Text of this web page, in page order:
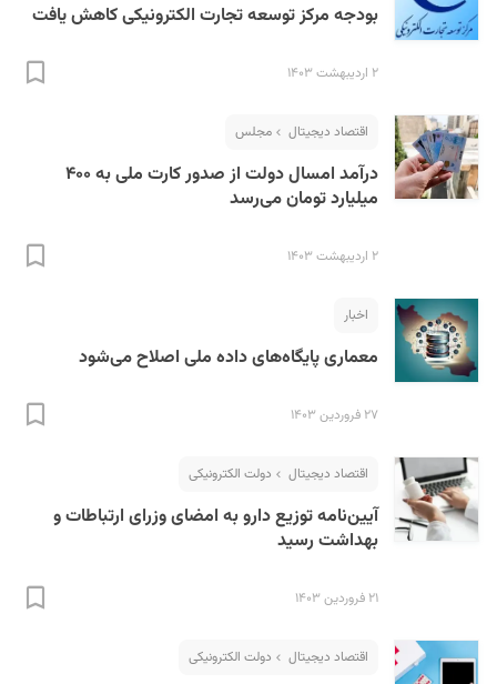
بودجه مرکز توسعه تجارت الکترونیکی کاهش یافت
۲ اردیبهشت ۱۴۰۳
اقتصاد دیجیتال مجلس
درآمد امسال دولت از صدور کارت ملی به ۴۰۰
میلیارد تومان می‌رسد
۲ اردیبهشت ۱۴۰۳
اخبار
معماری پایگاه‌های داده ملی اصلاح می‌شود
۲۷ فروردین ۱۴۰۳
اقتصاد دیجیتال دولت الکترونیکی
آیین‌نامه توزیع دارو به امضای وزرای ارتباطات و
بهداشت رسید
۲۱ فروردین ۱۴۰۳
اقتصاد دیجیتال دولت الکترونیکی